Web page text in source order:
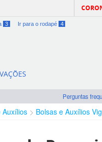
3 Ir para o rodapé 4
Perguntas
Auxílios Bolsas e Auxílios